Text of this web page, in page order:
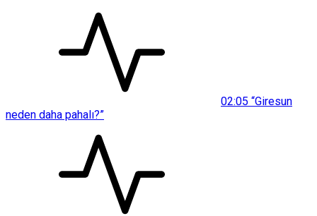
02:05 “Giresun
neden daha pahalı?”